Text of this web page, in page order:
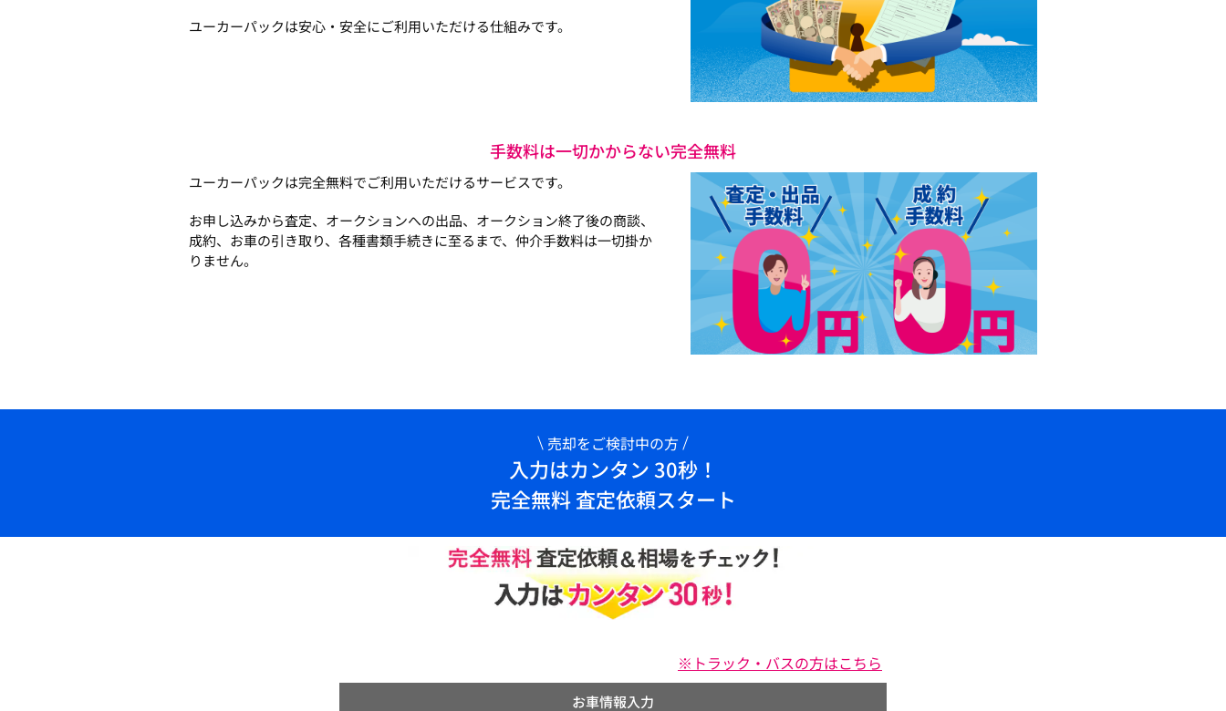
ユーカーパックは安心・安全にご利用いただける仕組みです。
手数料は一切かからない完全無料
ユーカーパックは完全無料でご利用いただけるサービスです。
お申し込みから査定、オークションへの出品、オークション終了後の商談、
成約、お車の引き取り、各種書類手続きに至るまで、仲介手数料は一切掛か
りません。
売却をご検討中の方
入力はカンタン 30秒！
完全無料 査定依頼スタート
※トラック・バスの方はこちら
お車情報入力